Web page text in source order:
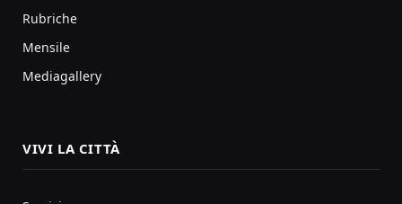
Rubriche
Mensile
Mediagallery
VIVI LA CITTÀ